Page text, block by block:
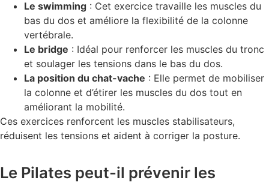
Le swimming : Cet exercice travaille les muscles du
bas du dos et améliore la flexibilité de la colonne
vertébrale.
Le bridge : Idéal pour renforcer les muscles du tronc
et soulager les tensions dans le bas du dos.
La position du chat-vache : Elle permet de mobiliser
la colonne et d’étirer les muscles du dos tout en
améliorant la mobilité.
Ces exercices renforcent les muscles stabilisateurs,
réduisent les tensions et aident à corriger la posture.
Le Pilates peut-il prévenir les